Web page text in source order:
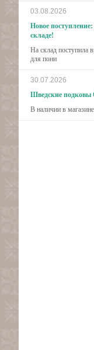
03.08.2026
Новое
складе!
На склад поступила
для пони
30.07.2026
Шведские подковы
В наличии в